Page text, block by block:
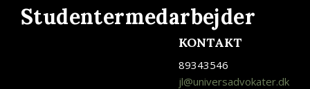
Studentermedarbejder
KONTAKT
89343546
jl@universadvokater.dk